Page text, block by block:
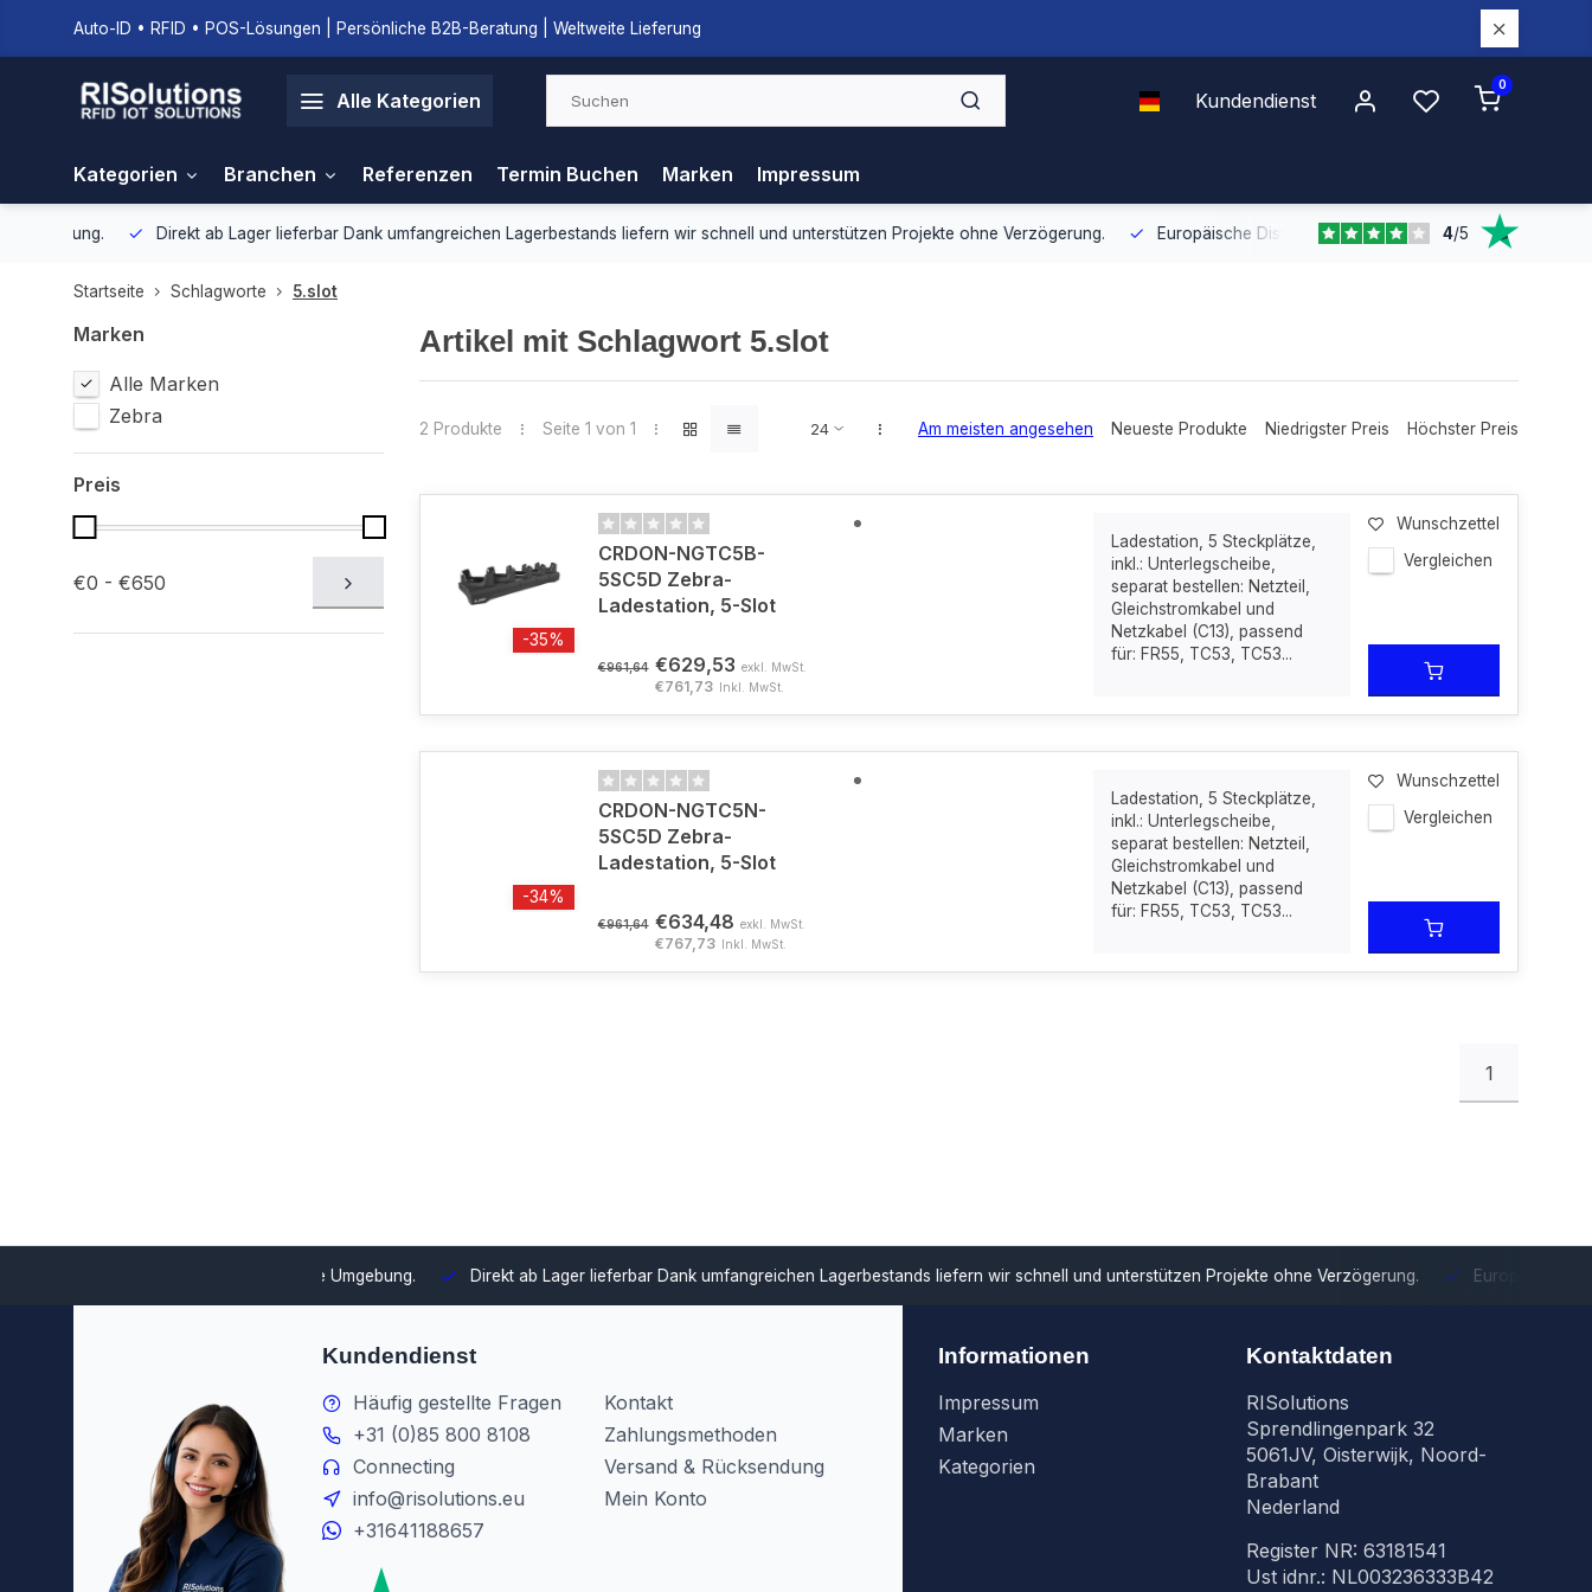
Auto-ID • RFID • POS-Lösungen | Persönliche B2B-Beratung | Weltweite Lieferung
Alle Kategorien Kundendienst
0
Kategorien Branchen Referenzen Termin Buchen Marken Impressum
Direkt ab Lager lieferbarDank umfangreichen Lagerbestands liefern wir schnell und unterstützen Projekte ohne Verzögerung. Europäische Distribution Mit unserer europaweiten Abdeckung
4/5
Startseite Schlagworte 5.slot
Marken
Alle Marken
Zebra
Preis
€0 - €650
Artikel mit Schlagwort 5.slot
2 Produkte Seite 1 von 1 Am meisten angesehen Neueste Produkte Niedrigster Preis Höchster Preis
-35%
CRDON-NGTC5B-
5SC5D Zebra-
Ladestation, 5-Slot
€961,64 €629,53 exkl. MwSt.
€761,73 Inkl. MwSt.
Ladestation, 5 Steckplätze,
inkl.: Unterlegscheibe,
separat bestellen: Netzteil,
Gleichstromkabel und
Netzkabel (C13), passend
für: FR55, TC53, TC53...
Wunschzettel
Vergleichen
-34%
CRDON-NGTC5N-
5SC5D Zebra-
Ladestation, 5-Slot
€961,64 €634,48 exkl. MwSt.
€767,73 Inkl. MwSt.
Ladestation, 5 Steckplätze,
inkl.: Unterlegscheibe,
separat bestellen: Netzteil,
Gleichstromkabel und
Netzkabel (C13), passend
für: FR55, TC53, TC53...
Wunschzettel
Vergleichen
1
Direkt ab Lager lieferbar Dank umfangreichen Lagerbestands liefern wir schnell und unterstützen Projekte ohne Verzögerung. Europäische Distribution
Kundendienst
Häufig gestellte Fragen
+31 (0)85 800 8108
Connecting
info@risolutions.eu
+31641188657
Kontakt
Zahlungsmethoden
Versand & Rücksendung
Mein Konto
Informationen
Impressum
Marken
Kategorien
Kontaktdaten
RISolutions
Sprendlingenpark 32
5061JV, Oisterwijk, Noord-
Brabant
Nederland
Register NR: 63181541
Ust idnr.: NL003236333B42